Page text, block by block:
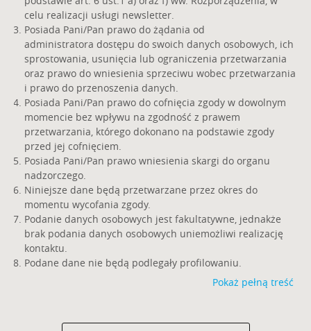
celu realizacji usługi newsletter.
Posiada Pani/Pan prawo do żądania od
administratora dostępu do swoich danych osobowych, ich
sprostowania, usunięcia lub ograniczenia przetwarzania
oraz prawo do wniesienia sprzeciwu wobec przetwarzania
i prawo do przenoszenia danych.
Posiada Pani/Pan prawo do cofnięcia zgody w dowolnym
momencie bez wpływu na zgodność z prawem
przetwarzania, którego dokonano na podstawie zgody
przed jej cofnięciem.
Posiada Pani/Pan prawo wniesienia skargi do organu
nadzorczego.
Niniejsze dane będą przetwarzane przez okres do
momentu wycofania zgody.
Podanie danych osobowych jest fakultatywne, jednakże
brak podania danych osobowych uniemożliwi realizację
kontaktu.
Podane dane nie będą podlegały profilowaniu.
Pokaż pełną treść